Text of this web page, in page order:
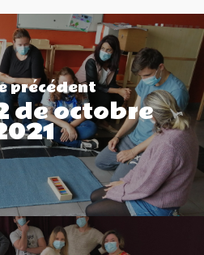
précédent
de octobre